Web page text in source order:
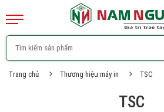
Trang chủ Thương hiệu máy in TSC
TSC